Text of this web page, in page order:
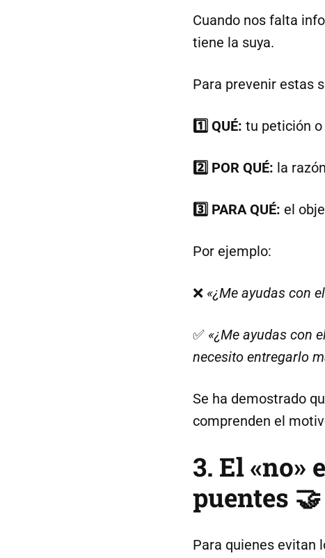
Cuando nos falta
tiene la suya.
Para prevenir estas
1️⃣ QUÉ: tu petición
2️⃣ POR QUÉ: la razón
3️⃣ PARA QUÉ: el
Por ejemplo:
❌ «¿Me ayudas con
✅ «¿Me ayudas con
necesito entregarlo
Se ha demostrado
comprenden el
3. El «no»
puentes 🤝
Para quienes evitan